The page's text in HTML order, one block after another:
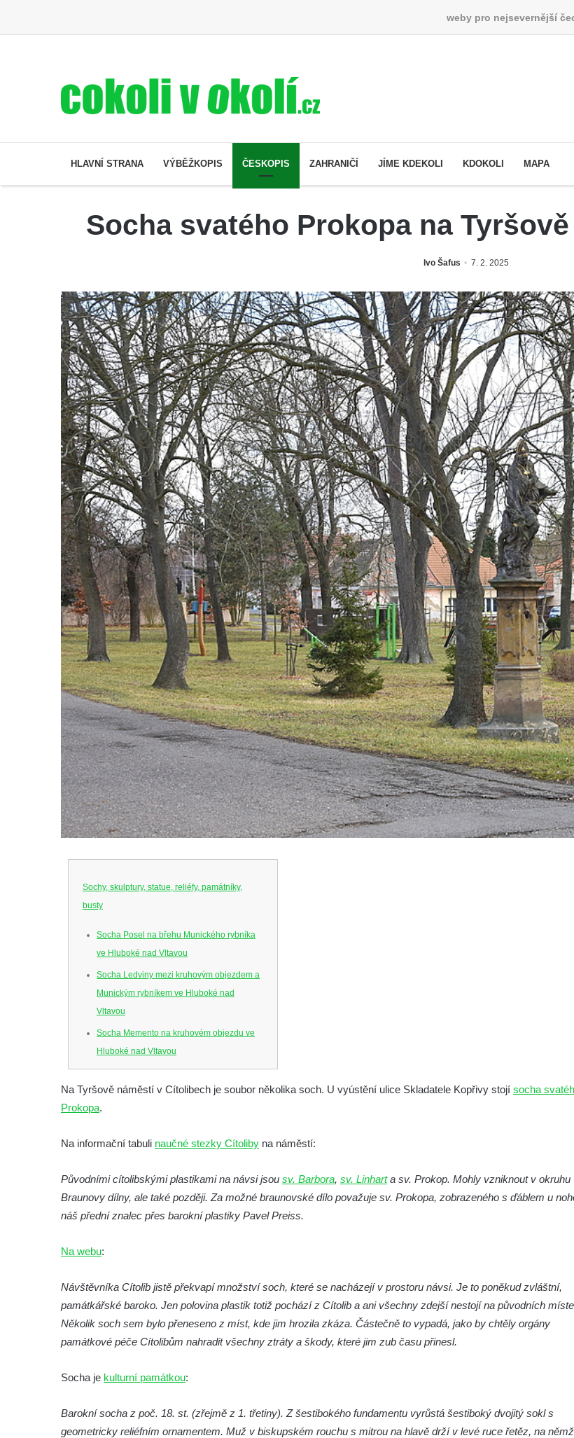
weby pro nejsevernější
HLAVNÍ STRANA VÝBĚŽKOPIS ČESKOPIS ZAHRANIČÍ JÍME KDEKOLI KDOKOLI MAPA
Socha svatého Prokopa na
Ivo Šafus 7. 2. 2025
Sochy, skulptury, statue, reliéfy, památníky,
busty
Socha Posel na břehu Munického rybníka
ve Hluboké nad Vltavou
Socha Ledviny mezi kruhovým objezdem a
Munickým rybníkem ve Hluboké nad
Vltavou
Socha Memento na kruhovém objezdu ve
Hluboké nad Vltavou
Socha Chalikotérium v ZOO Hluboká
Socha Smilodon v ZOO Hluboká
Socha Veledaněk v ZOO Hluboká
Socha Koroun bezzubý v ZOO Hluboká
Socha Medvěd jeskynní v ZOO Hluboká
Socha Mamutí lebka v ZOO Hluboká
Socha Mamut srstnatý v ZOO Hluboká
Socha Přátelství v ZOO Hluboká
Socha Matka příroda v ZOO Hluboká
Socha Vlčice s mládětem v ZOO Hluboká
Socha Orlice v ZOO Hluboká
Na Tyršově náměstí v Cítolibech je soubor několika soch. U vyústění ulice Skladatele Kopřivy stojí socha
Prokopa.
Na informační tabuli naučné stezky Cítoliby na náměstí:
Původními cítolibskými plastikami na návsi jsou sv. Barbora, sv. Linharta sv. Prokop. Mohly vzniknout v okruhu
Braunovy dílny, ale také později. Za možné braunovské dílo považuje sv. Prokopa, zobrazeného s ďáblem u
náš přední znalec přes barokní plastiky Pavel Preiss.
Na webu:
Návštěvníka Cítolib jistě překvapí množství soch, které se nacházejí v prostoru návsi. Je to poněkud zvláštní,
památkářské baroko. Jen polovina plastik totiž pochází z Cítolib a ani všechny zdejší nestojí na původních
Několik soch sem bylo přeneseno z míst, kde jim hrozila zkáza. Částečně to vypadá, jako by chtěly orgány
památkové péče Cítolibům nahradit všechny ztráty a škody, které jim zub času přinesl.
Socha je kulturní památkou:
Barokní socha z poč. 18. st. (zřejmě z 1. třetiny). Z šestibokého fundamentu vyrůstá šestiboký dvojitý sokl s
geometricky reliéfním ornamentem. Muž v biskupském rouchu s mitrou na hlavě drží v levé ruce řetěz, na